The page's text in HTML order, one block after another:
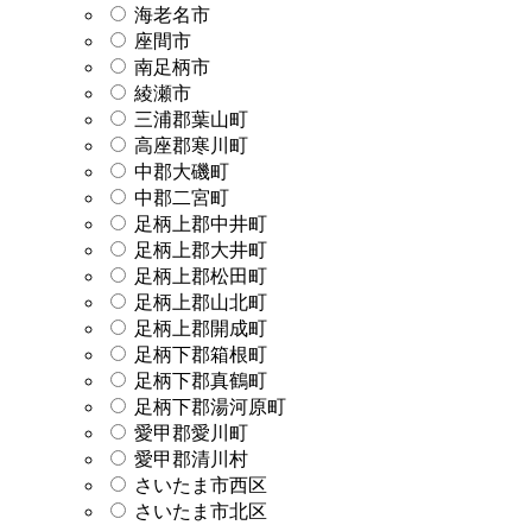
海老名市
座間市
南足柄市
綾瀬市
三浦郡葉山町
高座郡寒川町
中郡大磯町
中郡二宮町
足柄上郡中井町
足柄上郡大井町
足柄上郡松田町
足柄上郡山北町
足柄上郡開成町
足柄下郡箱根町
足柄下郡真鶴町
足柄下郡湯河原町
愛甲郡愛川町
愛甲郡清川村
さいたま市西区
さいたま市北区